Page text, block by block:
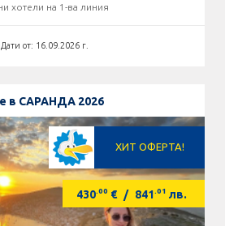
хотели на 1-ва линия
Дати от: 16.09.2026 г.
в САРАНДА 2026
ХИТ ОФЕРТА!
430.00 € / 841.01 лв.